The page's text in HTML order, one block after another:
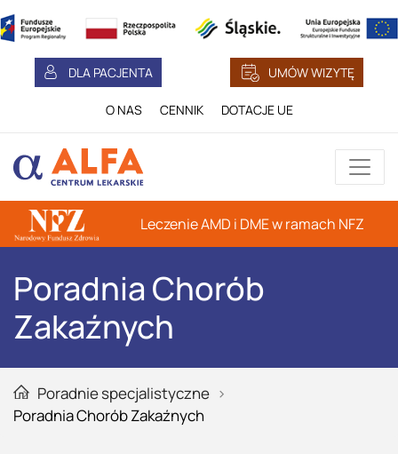
DLA PACJENTA UMÓW WIZYTĘ
O NAS CENNIK DOTACJE UE
Leczenie AMD i DME w ramach NFZ
Poradnia Chorób
Zakaźnych
Głowna strona serwisu
Poradnie specjalistyczne
Poradnia Chorób Zakaźnych